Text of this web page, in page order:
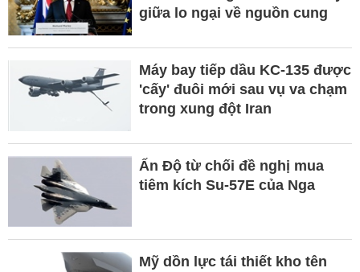
giữa lo ngại về nguồn cung
Máy bay tiếp dầu KC-135 được
'cấy' đuôi mới sau vụ va chạm
trong xung đột Iran
Ấn Độ từ chối đề nghị mua
tiêm kích Su-57E của Nga
Mỹ dồn lực tái thiết kho tên